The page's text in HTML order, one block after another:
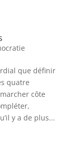
que définir
quatre
côte
y a de plus...